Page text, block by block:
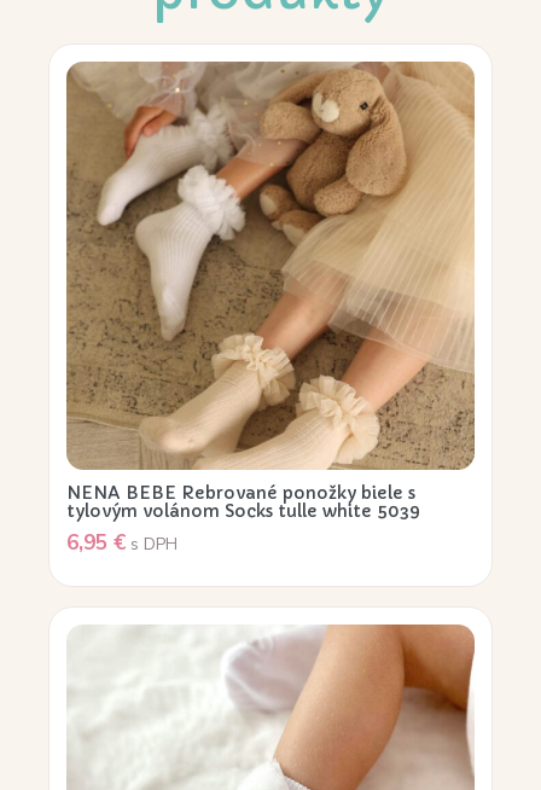
NENA BEBE Rebrované ponožky biele s
tylovým volánom Socks tulle white 5039
6,95 € s DPH